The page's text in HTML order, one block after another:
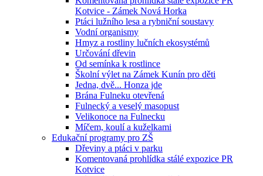
Kotvice - Zámek Nová Horka
Ptáci lužního lesa a rybniční soustavy
Vodní organismy
Hmyz a rostliny lučních ekosystémů
Určování dřevin
Od semínka k rostlince
Školní výlet na Zámek Kunín pro děti
Jedna, dvě... Honza jde
Brána Fulneku otevřená
Fulnecký a veselý masopust
Velikonoce na Fulnecku
Míčem, koulí a kuželkami
Edukační programy pro ZŠ
Dřeviny a ptáci v parku
Komentovaná prohlídka stálé expozice PR
Kotvice